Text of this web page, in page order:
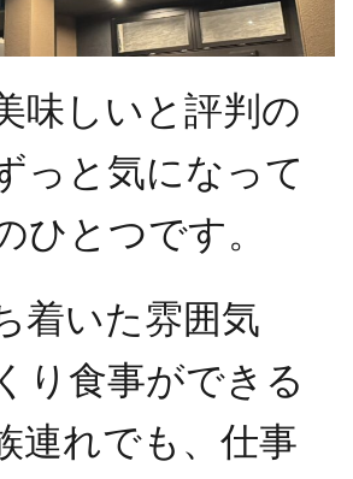
味しいと評判の
っと気になって
ひとつです。
着いた雰囲気
り食事ができる
連れでも、仕事